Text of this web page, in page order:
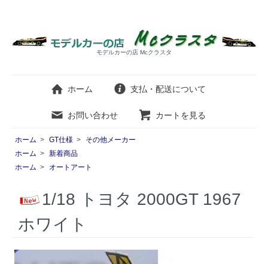
モデルカーの店 Mcクラスタ
ホーム 支払・配送について
お問い合わせ カートを見る
ホーム > GT仕様 >
その他メーカー
ホーム > 新着商品
ホーム > オートアート
1/18 トヨタ 2000GT 1967
ホワイト